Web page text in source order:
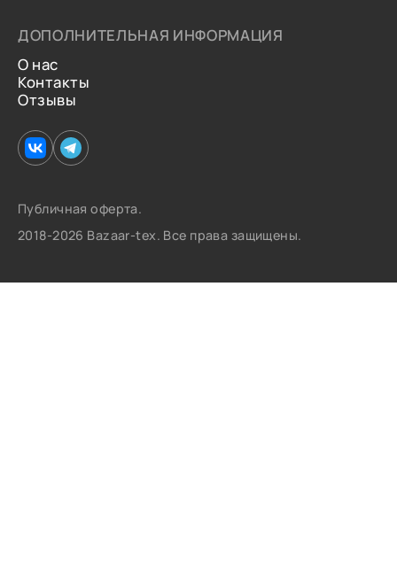
ДОПОЛНИТЕЛЬНАЯ ИНФОРМАЦИЯ
О нас
Контакты
Отзывы
Публичная оферта.
2018-2026 Bazaar-tex. Все права защищены.